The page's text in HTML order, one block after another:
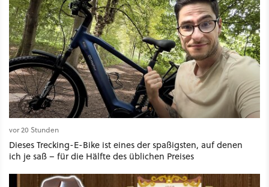
vor 20 Stunden
Dieses Trecking-E-Bike ist eines der spaßigsten, auf denen
ich je saß – für die Hälfte des üblichen Preises